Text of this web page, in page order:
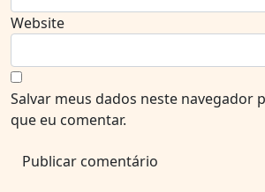
Website
Salvar meus dados neste navegador
que eu comentar.